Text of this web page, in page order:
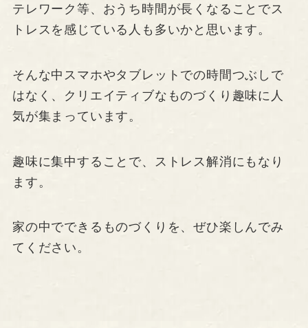
テレワーク等、おうち時間が長くなることでス
トレスを感じている人も多いかと思います。
そんな中スマホやタブレットでの時間つぶしで
はなく、クリエイティブなものづくり趣味に人
気が集まっています。
趣味に集中することで、ストレス解消にもなり
ます。
家の中でできるものづくりを、ぜひ楽しんでみ
てください。